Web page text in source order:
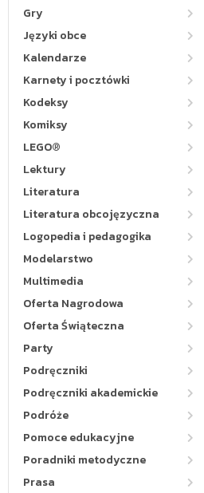
Gry
Języki obce
Kalendarze
Karnety i pocztówki
Kodeksy
Komiksy
LEGO®
Lektury
Literatura
Literatura obcojęzyczna
Logopedia i pedagogika
Modelarstwo
Multimedia
Oferta Nagrodowa
Oferta Świąteczna
Party
Podręczniki
Podręczniki akademickie
Podróże
Pomoce edukacyjne
Poradniki metodyczne
Prasa